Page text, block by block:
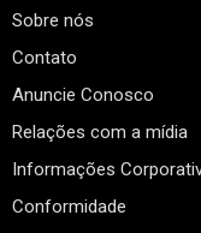
Sobre nós
Contato
Anuncie Conosco
Relações com a mídia
Informações
Conformidade